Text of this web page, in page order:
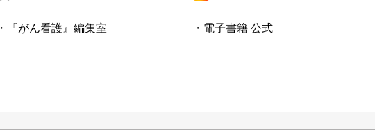
・『がん看護』編集室 ・電子書籍 公式